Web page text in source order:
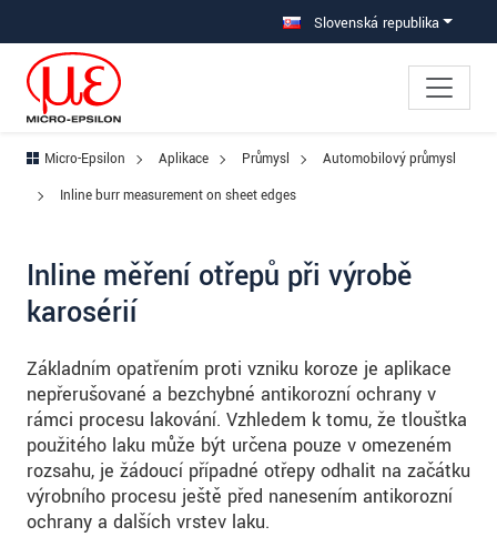
Prejdite priamo na hlavnú navigáciu Slovenská republika
Micro-Epsilon Aplikace Průmysl
Automobilový průmysl
Inline burr measurement on sheet edges
Inline měření otřepů při výrobě
karosérií
Základním opatřením proti vzniku koroze je aplikace
nepřerušované a bezchybné antikorozní ochrany v
rámci procesu lakování. Vzhledem k tomu, že tloušťka
použitého laku může být určena pouze v omezeném
rozsahu, je žádoucí případné otřepy odhalit na začátku
výrobního procesu ještě před nanesením antikorozní
ochrany a dalších vrstev laku.